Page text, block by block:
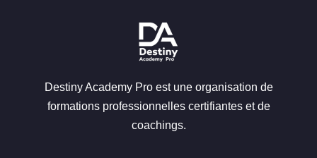
Destiny Academy Pro est une organisation de
formations professionnelles certifiantes et de
coachings.